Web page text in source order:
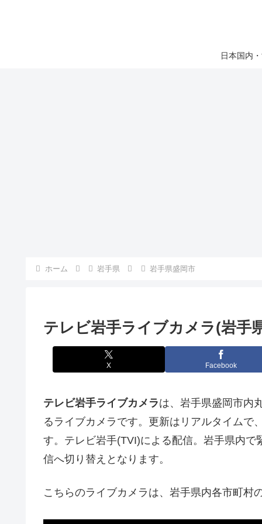
日本国内
ホーム 岩手県 岩手県盛岡市
テレビ岩手ライブカメラ(岩手
X Facebook
テレビ岩手ライブカメラは、岩手県盛岡市内
るライブカメラです。更新はリアルタイムで
す。テレビ岩手(TVI)による配信。岩手県内
信へ切り替えとなります。
こちらのライブカメラは、岩手県内各市町村